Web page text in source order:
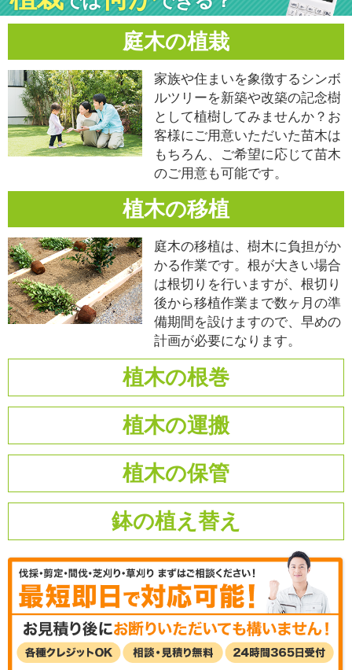
庭木の植栽
家族や住まいを象徴するシンボ
ルツリーを新築や改築の記念樹
として植樹してみませんか？お
客様にご用意いただいた苗木は
もちろん、ご希望に応じて苗木
のご用意も可能です。
植木の移植
庭木の移植は、樹木に負担がか
かる作業です。根が大きい場合
は根切りを行いますが、根切り
後から移植作業まで数ヶ月の準
備期間を設けますので、早めの
計画が必要になります。
植木の根巻
植木の運搬
植木の保管
鉢の植え替え